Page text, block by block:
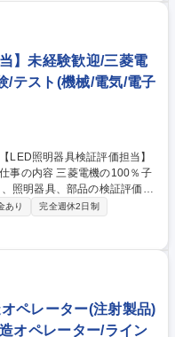
ら人員配置を調整し、効率的
パートの方への業務指導や
境整備：整理整頓の徹底や安
環境を維持・改善する役割で
】未経験歓迎/三菱電
/テスト(機械/電気/電子
照明器具、部品の検証評価の
しく動くかを実験・検証して
画の策
久試験、光学特性評価、安全
の収集・測定、結果分析 ■不
フィードバック ■再評価およ
あり
完全週休2日制
ペレーター(注射製品)
オペレーター/ライン